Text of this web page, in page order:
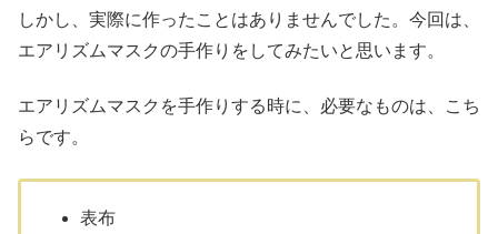
しかし、実際に作ったことはありませんでした。今回は、
エアリズムマスクの手作りをしてみたいと思います。
エアリズムマスクを手作りする時に、必要なものは、こち
らです。
表布